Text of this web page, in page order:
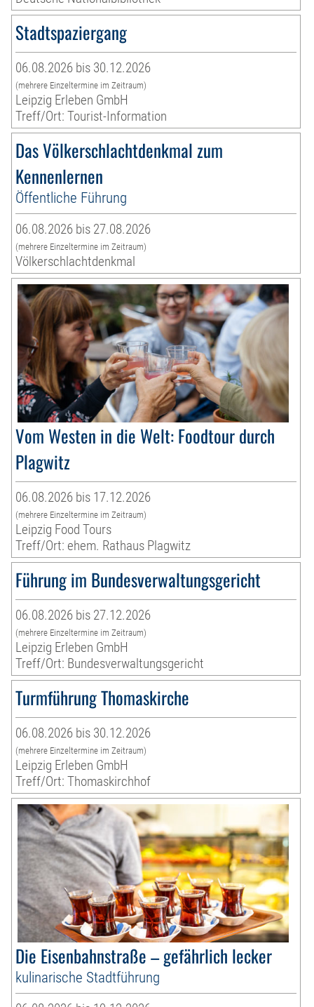
Stadtspaziergang
06.08.2026 bis 30.12.2026
(mehrere Einzeltermine im Zeitraum)
Leipzig Erleben GmbH
Treff/Ort: Tourist-Information
Das Völkerschlachtdenkmal zum
Kennenlernen
Öffentliche Führung
06.08.2026 bis 27.08.2026
(mehrere Einzeltermine im Zeitraum)
Völkerschlachtdenkmal
Vom Westen in die Welt: Foodtour durch
Plagwitz
06.08.2026 bis 17.12.2026
(mehrere Einzeltermine im Zeitraum)
Leipzig Food Tours
Treff/Ort: ehem. Rathaus Plagwitz
Führung im Bundesverwaltungsgericht
06.08.2026 bis 27.12.2026
(mehrere Einzeltermine im Zeitraum)
Leipzig Erleben GmbH
Treff/Ort: Bundesverwaltungsgericht
Turmführung Thomaskirche
06.08.2026 bis 30.12.2026
(mehrere Einzeltermine im Zeitraum)
Leipzig Erleben GmbH
Treff/Ort: Thomaskirchhof
Die Eisenbahnstraße – gefährlich lecker
kulinarische Stadtführung